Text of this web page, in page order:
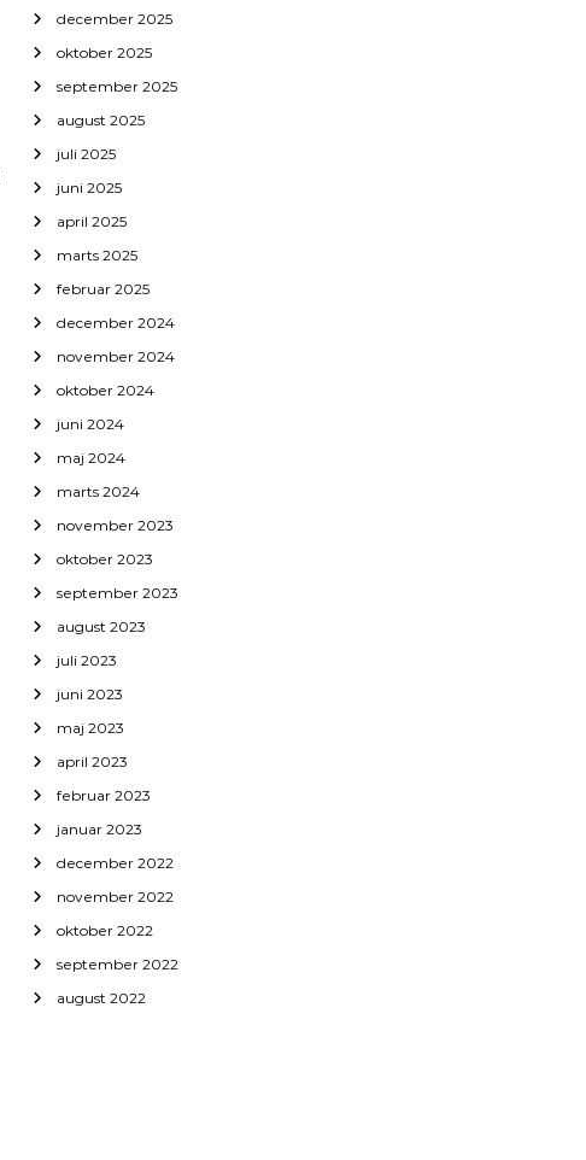
december 2025
oktober 2025
september 2025
august 2025
juli 2025
juni 2025
april 2025
marts 2025
februar 2025
december 2024
november 2024
oktober 2024
juni 2024
maj 2024
marts 2024
november 2023
oktober 2023
september 2023
august 2023
juli 2023
juni 2023
maj 2023
april 2023
februar 2023
januar 2023
december 2022
november 2022
oktober 2022
september 2022
august 2022